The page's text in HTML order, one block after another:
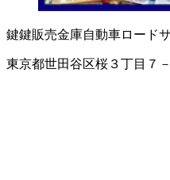
鍵鍵販売金庫自動車ロード
東京都世田谷区桜３丁目７